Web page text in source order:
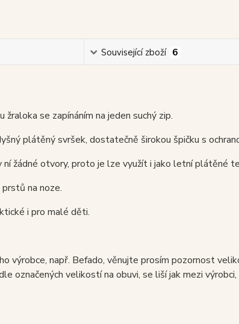
Související zboží 6
se zapínáním na jeden suchý zip.
plátěný svršek, dostatečně širokou špičku s
ní žádné otvory, proto je lze využít i jako letní plátěné
na noze.
i pro malé děti.
výrobce, např. Befado, věnujte prosím pozornost
označených velikostí na obuvi, se liší jak mezi